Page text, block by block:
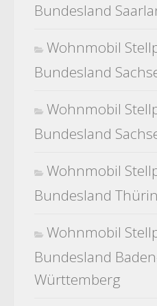
Bundesland
Wohnmobil
Bundesland
Wohnmobil
Bundesland
Wohnmobil
Bundesland
Wohnmobil
Bundesland
Württemberg